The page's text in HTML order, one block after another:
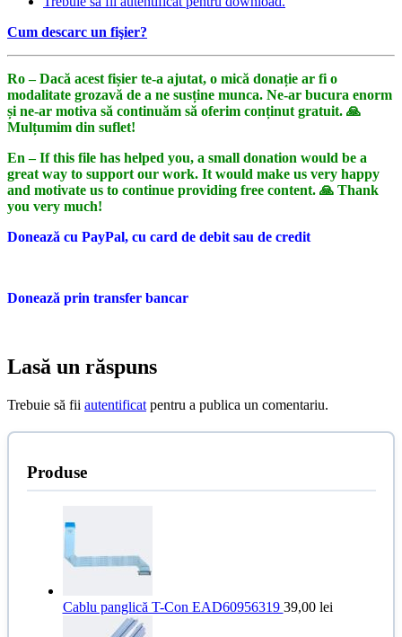
Cum descarc un fişier?
Ro – Dacă acest fișier te-a ajutat, o mică donație ar fi o
modalitate grozavă de a ne susține munca. Ne-ar bucura enorm
și ne-ar motiva să continuăm să oferim conținut gratuit. 🙏
Mulțumim din suflet!
En – If this file has helped you, a small donation would be a
great way to support our work. It would make us very happy
and motivate us to continue providing free content. 🙏 Thank
you very much!
Donează cu PayPal, cu card de debit sau de credit
Donează prin transfer bancar
Lasă un răspuns
Trebuie să fii autentificat pentru a publica un comentariu.
Produse
Cablu panglică T-Con EAD60956319 39,00 lei